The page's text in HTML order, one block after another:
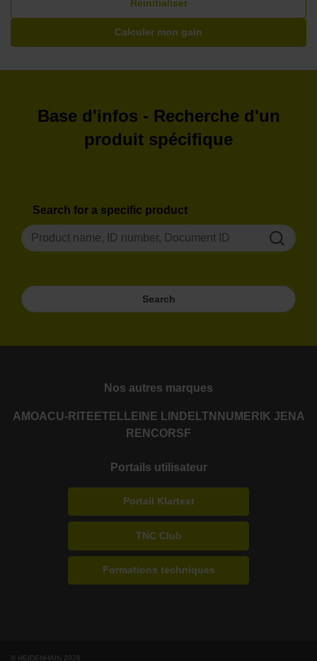
Réinitialiser
Calculer mon gain
Base d'infos - Recherche d'un
produit spécifique
Search for a specific product
Search
Nos autres marques
AMOACU-RITE ETEL LEINE LINDE LTN NUMERIK JENA
RENCORSF
Portails utilisateur
Portail Klartext
TNC Club
Formations techniques
© HEIDENHAIN 2026